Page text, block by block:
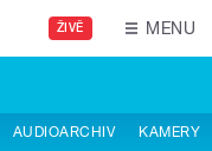
ŽIVĚ MENU
AUDIOARCHIV KAMERY